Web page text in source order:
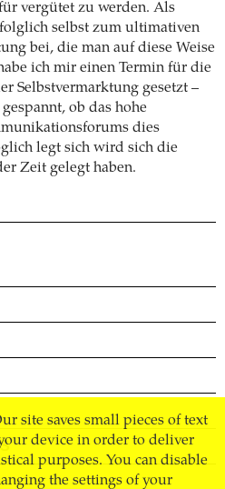
site saves small pieces of text
device in order to deliver
purposes. You can disable
the settings of your
vergütet zu werden. Als
selbst zum ultimativen
bei, die man auf diese Weise
ich mir einen Termin für die
Selbstvermarktung gesetzt –
ob das hohe
dies
legt sich wird sich die
Zeit gelegt haben.